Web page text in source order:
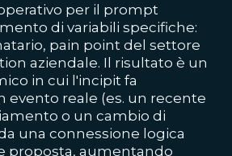
per il prompt
di variabili specifiche:
pain point del settore
aziendale. Il risultato è un
in cui l'incipit fa
evento reale (es. un recente
o un cambio di
una connessione logica
proposta, aumentando